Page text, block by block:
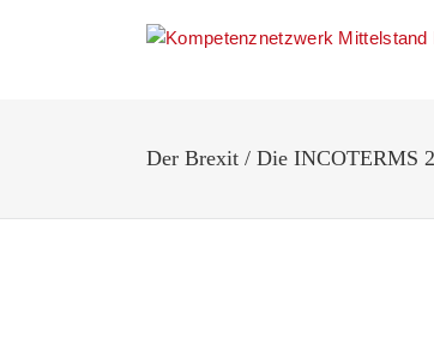
Der Brexit / Die INCOTERMS